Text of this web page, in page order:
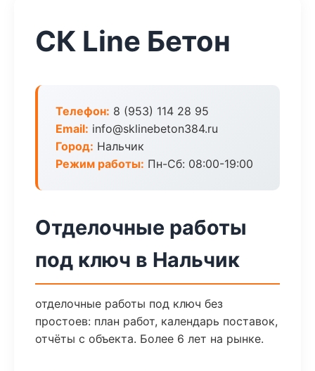
СК Line Бетон
Телефон: 8 (953) 114 28 95
Email: info@sklinebeton384.ru
Город: Нальчик
Режим работы: Пн-Сб: 08:00-19:00
Отделочные работы
под ключ в Нальчик
отделочные работы под ключ без
простоев: план работ, календарь поставок,
отчёты с объекта. Более 6 лет на рынке.